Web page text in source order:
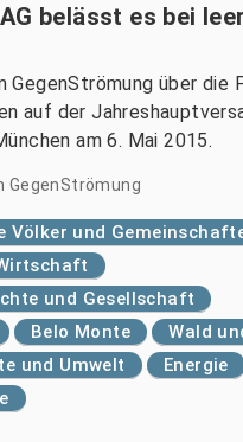
belässt es bei
GegenStrömung über die
auf der
am 6. Mai 2015.
GegenStrömung
Völker und
und Gesellschaft
Belo Monte
Wald
und Umwelt
Energie